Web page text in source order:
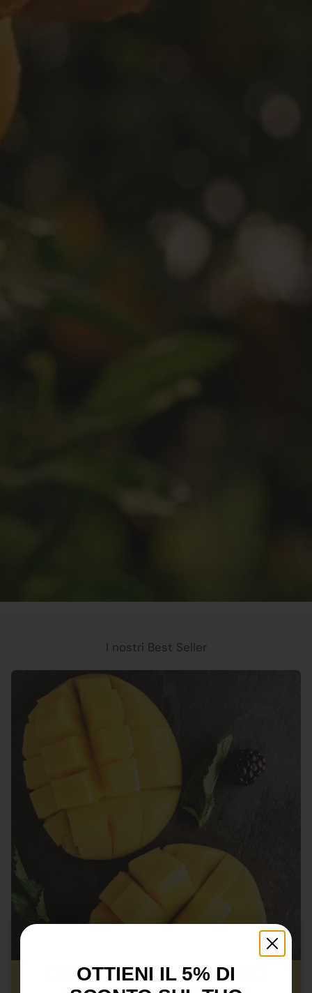
I nostri Best Seller
Dai nostri campi
OTTIENI UNO SCONTO
OTTIENI IL 5% DI